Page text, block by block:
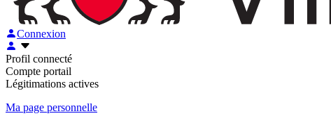
Connexion
Profil connecté
Compte portail
Légitimations actives
Ma page personnelle